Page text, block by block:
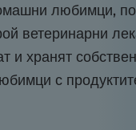
любимци,
ветеринарни
и хранят
с